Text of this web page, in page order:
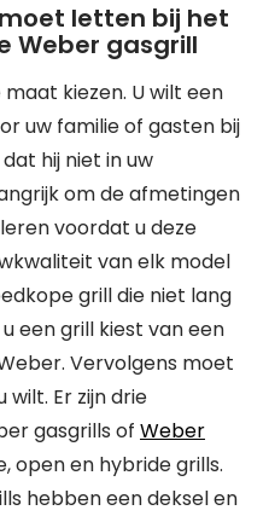
letten bij het
Weber gasgrill
kiezen. U wilt een
uw familie of gasten bij
hij niet in uw
om de afmetingen
voordat u deze
van elk model
grill die niet lang
een grill kiest van een
Vervolgens moet
wilt. Er zijn drie
gasgrills of Weber
open en hybride grills.
hebben een deksel en